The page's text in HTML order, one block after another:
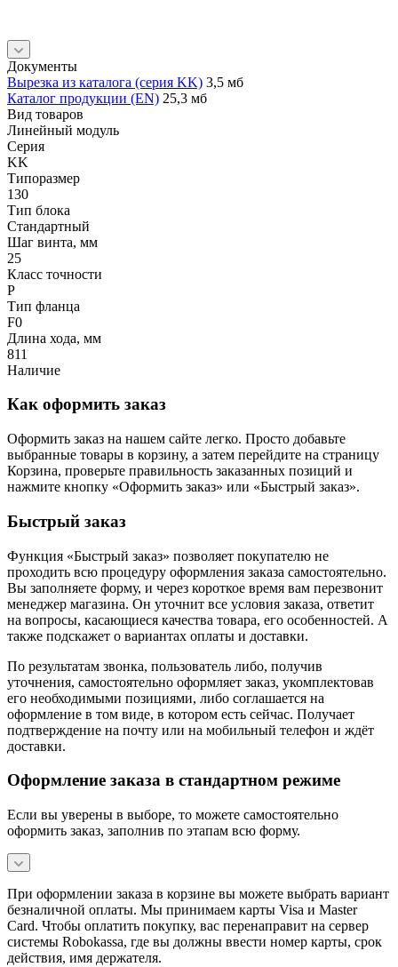
Документы
Вырезка из каталога (серия KK) 3,5 мб
Каталог продукции (EN) 25,3 мб
Вид товаров
Линейный модуль
Серия
KK
Типоразмер
130
Тип блока
Стандартный
Шаг винта, мм
25
Класс точности
P
Тип фланца
F0
Длина хода, мм
811
Наличие
Как оформить заказ
Оформить заказ на нашем сайте легко. Просто добавьте
выбранные товары в корзину, а затем перейдите на страницу
Корзина, проверьте правильность заказанных позиций и
нажмите кнопку «Оформить заказ» или «Быстрый заказ».
Быстрый заказ
Функция «Быстрый заказ» позволяет покупателю не
проходить всю процедуру оформления заказа самостоятельно.
Вы заполняете форму, и через короткое время вам перезвонит
менеджер магазина. Он уточнит все условия заказа, ответит
на вопросы, касающиеся качества товара, его особенностей. А
также подскажет о вариантах оплаты и доставки.
По результатам звонка, пользователь либо, получив
уточнения, самостоятельно оформляет заказ, укомплектовав
его необходимыми позициями, либо соглашается на
оформление в том виде, в котором есть сейчас. Получает
подтверждение на почту или на мобильный телефон и ждёт
доставки.
Оформление заказа в стандартном режиме
Если вы уверены в выборе, то можете самостоятельно
оформить заказ, заполнив по этапам всю форму.
При оформлении заказа в корзине вы можете выбрать вариант
безналичной оплаты. Мы принимаем карты Visa и Master
Card. Чтобы оплатить покупку, вас перенаправит на сервер
системы Robokassa, где вы должны ввести номер карты, срок
действия, имя держателя.